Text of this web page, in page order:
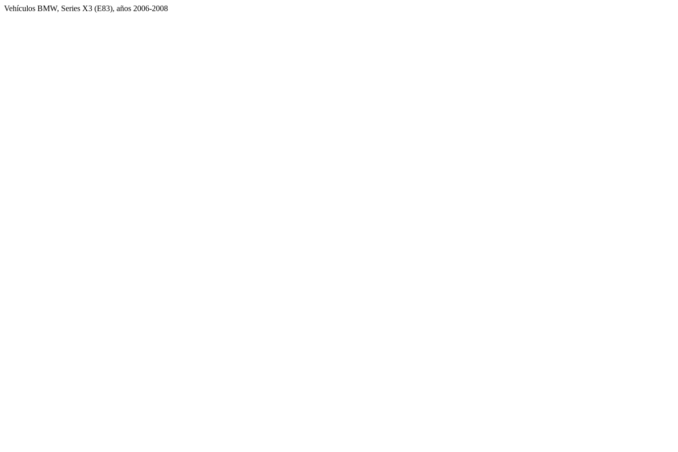
Vehículos BMW, Series X3 (E83), años 2006-2008